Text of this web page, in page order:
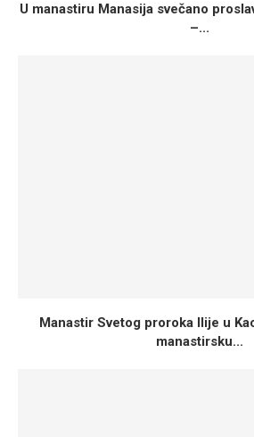
U manastiru Manasija svečano
–...
Manastir Svetog proroka Ilije u
manastirsku...